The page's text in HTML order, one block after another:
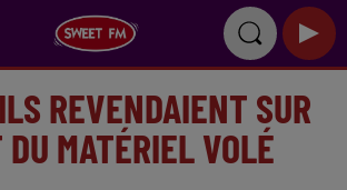
REVENDAIENT SUR
MATÉRIEL VOLÉ